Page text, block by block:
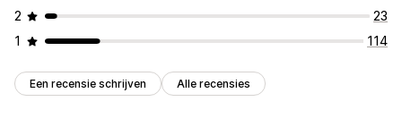
2
23
1
114
Een recensie schrijven Alle recensies